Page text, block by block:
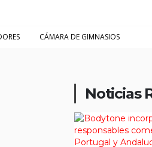
CÁMARA DE GIMNASIOS
Noticias